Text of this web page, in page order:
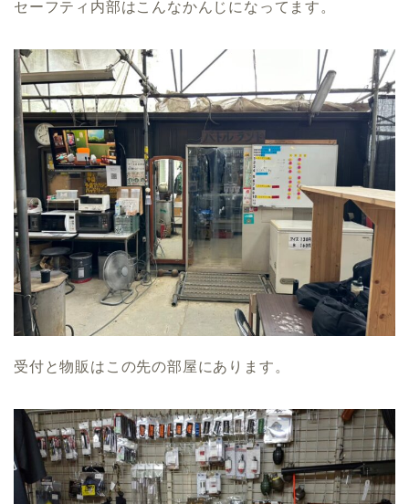
セーフティ内部はこんなかんじになってます。
受付と物販はこの先の部屋にあります。